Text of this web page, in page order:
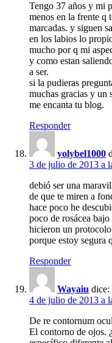
Tengo 37 años y mi
menos en la frente q
marcadas. y siguen
en los labios lo
mucho por q mi
y como estan
a ser.
si la pudieras
muchas gracias y un
me encanta tu blog.
Responder
yolybel1000
3 de julio de 2013 a
debió ser una
de que te miren a
hace poco he
poco de rosácea
hicieron un
porque estoy segura
Responder
Wayaiu dice:
4 de julio de 2013 a
De re contornum
El contorno de ojos.